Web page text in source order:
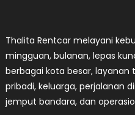
Thalita Rentcar melayani
mingguan, bulanan, lepas
berbagai kota besar,
pribadi, keluarga, perjalanan
jemput bandara, dan